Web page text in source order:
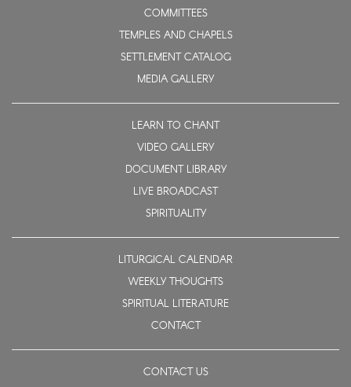
COMMITTEES
TEMPLES AND CHAPELS
SETTLEMENT CATALOG
MEDIA GALLERY
LEARN TO CHANT
VIDEO GALLERY
DOCUMENT LIBRARY
LIVE BROADCAST
SPIRITUALITY
LITURGICAL CALENDAR
WEEKLY THOUGHTS
SPIRITUAL LITERATURE
CONTACT
CONTACT US